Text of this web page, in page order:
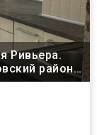
Ривьера.
район,